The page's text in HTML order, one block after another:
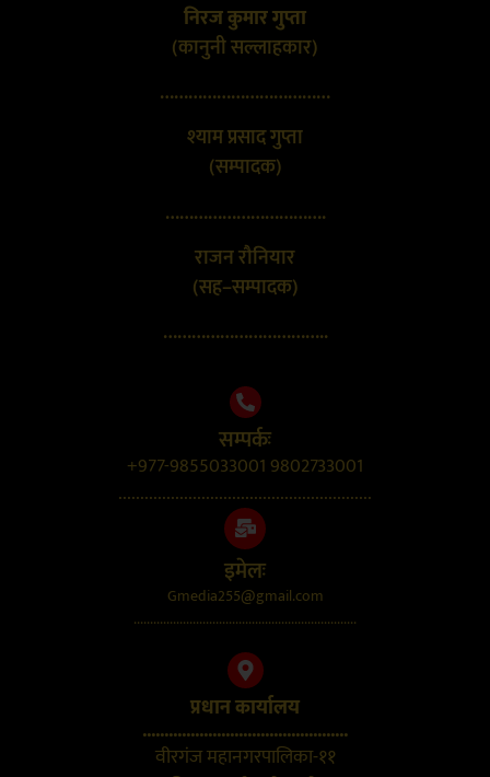
निरज कुमार गुप्ता
(कानुनी सल्लाहकार)
………………………………
श्याम प्रसाद गुप्ता
(सम्पादक)
…………………………….
राजन रौनियार
(सह–सम्पादक)
……………………………..
सम्पर्कः
+977-9855033001 9802733001
..........................................................
इमेलः
Gmedia255@gmail.com
....................................................................
प्रधान कार्यालय
...............................................
वीरगंज महानगरपालिका-११